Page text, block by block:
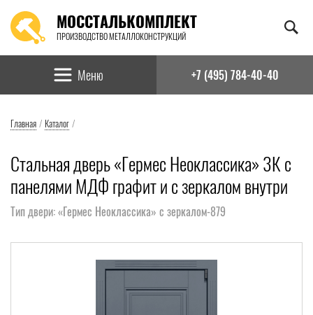
МОССТАЛЬКОМПЛЕКТ
ПРОИЗВОДСТВО МЕТАЛЛОКОНСТРУКЦИЙ
Найти:
Меню +7 (495) 784-40-40
Главная / Каталог /
Стальная дверь «Гермес Неоклассика» 3К с
панелями МДФ графит и с зеркалом внутри
Тип двери: «Гермес Неоклассика» с зеркалом-879